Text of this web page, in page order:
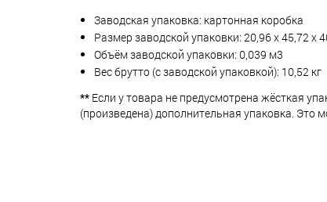
Заводская упаковка: картонная коробка
Размер заводской упаковки: 20,96 х 45,72 х
Объём заводской упаковки: 0,039 м3
Вес брутто (с заводской упаковкой): 10,52 кг
** Если у товара не предусмотрена жёсткая
(произведена) дополнительная упаковка. Это